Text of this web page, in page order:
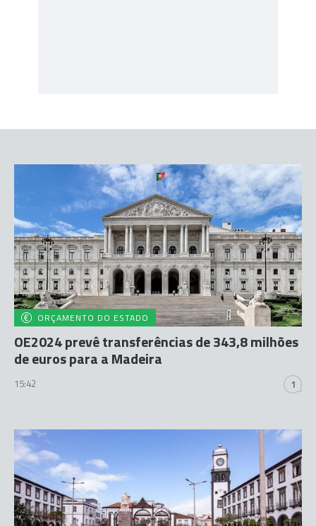
ORÇAMENTO DO ESTADO
OE2024 prevê transferências de 343,8 milhões
de euros para a Madeira
15:42 1